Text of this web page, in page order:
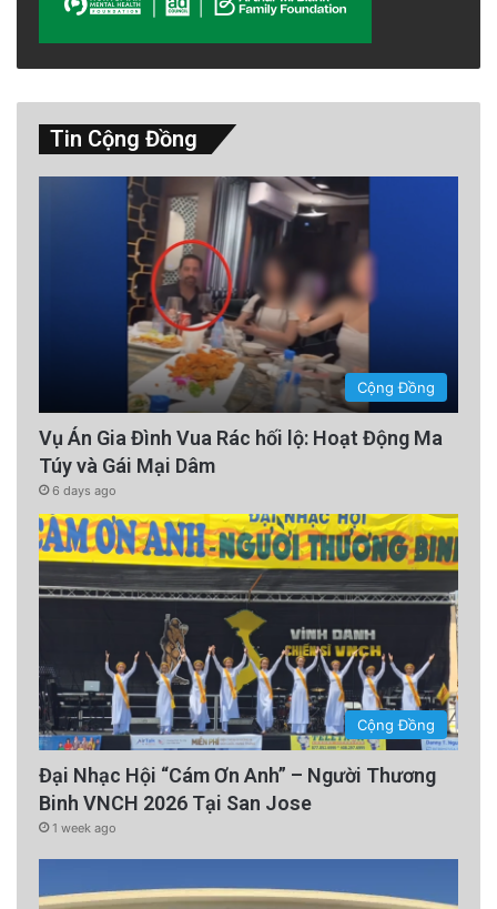
Tin Cộng Đồng
Cộng Đồng
Vụ Án Gia Đình Vua Rác hối lộ: Hoạt Động Ma
Túy và Gái Mại Dâm
6 days ago
Cộng Đồng
Đại Nhạc Hội “Cám Ơn Anh” – Người Thương
Binh VNCH 2026 Tại San Jose
1 week ago